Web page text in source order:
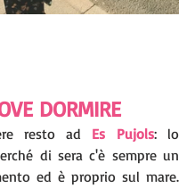
DORMIRE
resto ad Es Pujols: lo
di sera c'è sempre un
ed è proprio sul mare.